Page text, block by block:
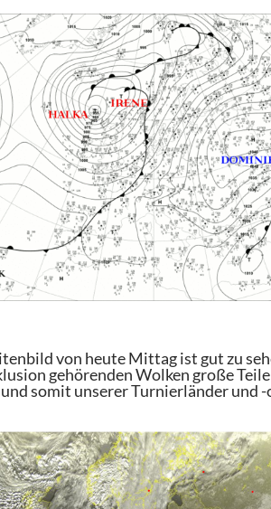
von heute Mittag ist gut zu
gehörenden Wolken große Teile
somit unserer Turnierländer und